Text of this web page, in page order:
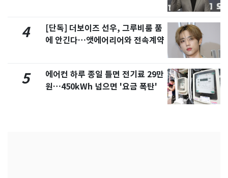
4
[단독] 더보이즈 선우, 그루비룸 품
에 안긴다…앳에어리어와 전속계약
5
에어컨 하루 종일 틀면 전기료 29만
원…450kWh 넘으면 '요금 폭탄'